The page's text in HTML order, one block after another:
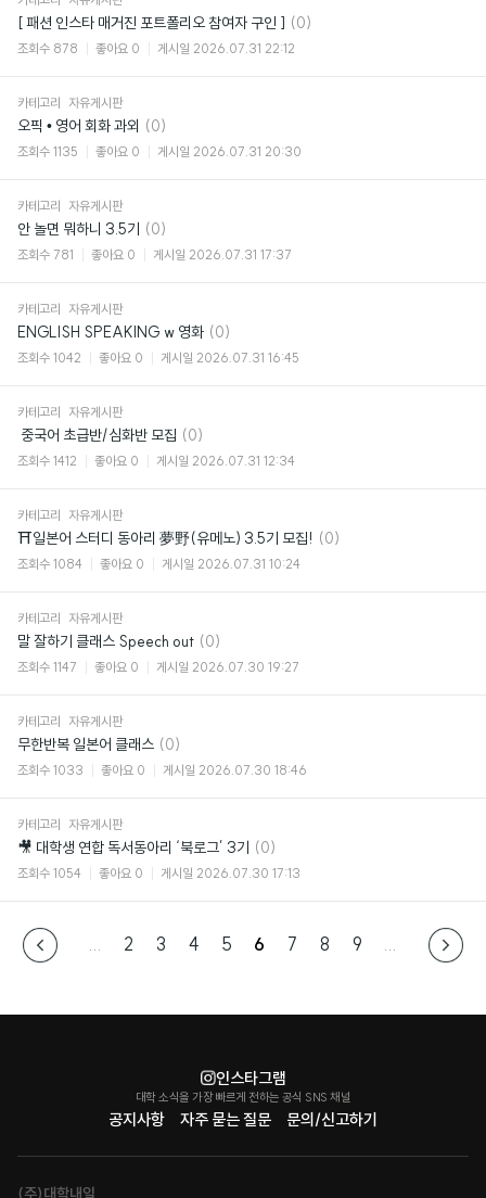
[ 패션 인스타 매거진 포트폴리오 참여자 구인 ] 댓
글
(0)
조회수 878 좋아요 0 게시일 2026.07.31 22:12
카테고리 자유게시판
오픽 • 영어 회화 과외 댓
(0)
조회수 1135 좋아요 0 게시일 2026.07.31 20:30
카테고리 자유게시판
안 놀면 뭐하니 3.5기 댓
글
(0)
조회수 781 좋아요 0 게시일 2026.07.31 17:37
카테고리 자유게시판
ENGLISH SPEAKING w 영화 댓
글
(0)
조회수 1042 좋아요 0 게시일 2026.07.31 16:45
카테고리 자유게시판
​ 중국어 초급반/심화반 모집 댓
글
(0)
조회수 1412 좋아요 0 게시일 2026.07.31 12:34
카테고리 자유게시판
⛩일본어 스터디 동아리 夢野(유메노) 3.5기 모집! 댓
(0)
조회수 1084 좋아요 0 게시일 2026.07.31 10:24
카테고리 자유게시판
말 잘하기 클래스 Speech out 댓
글
(0)
조회수 1147 좋아요 0 게시일 2026.07.30 19:27
카테고리 자유게시판
무한반복 일본어 클래스 댓
글
(0)
조회수 1033 좋아요 0 게시일 2026.07.30 18:46
카테고리 자유게시판
🎥 대학생 연합 독서동아리 ‘북로그’ 3기 댓
글
(0)
조회수 1054 좋아요 0 게시일 2026.07.30 17:13
... 2 3 4 5 6 7 8 9 ...
공지사항 자주 묻는 질문 문의/신고하기
인스타그램
대학 소식을 가장 빠르게 전하는 공식 SNS 채널
(주)대학내일